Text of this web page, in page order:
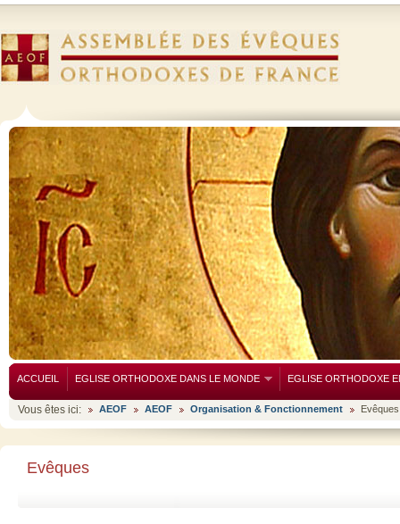
ACCUEIL EGLISE ORTHODOXE DANS LE MONDE EGLISE ORTHODOXE
Vous êtes ici: AEOF AEOF Organisation & Fonctionnement Evêques
Evêques